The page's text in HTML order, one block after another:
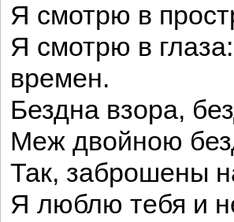
Я смотрю в
Я смотрю в
времен.
Бездна взора,
Меж двойною
Так, заброшены
Я люблю тебя и